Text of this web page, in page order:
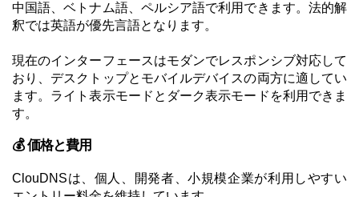
中国語、ベトナム語、ペルシア語で利用できます。法的解
釈では英語が優先言語となります。
現在のインターフェースはモダンでレスポンシブ対応して
おり、デスクトップとモバイルデバイスの両方に適してい
ます。ライト表示モードとダーク表示モードを利用できま
す。
💰 価格と費用
ClouDNSは、個人、開発者、小規模企業が利用しやすい